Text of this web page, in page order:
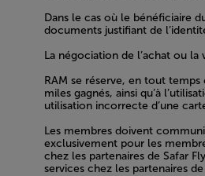
Dans le cas où le bénéficiaire
documents justifiant de
La négociation de l’achat ou
RAM se réserve, en tout
miles gagnés, ainsi qu’à
utilisation incorrecte d’une
Les membres doivent
exclusivement pour les
chez les partenaires de Safar
services chez les partenaires